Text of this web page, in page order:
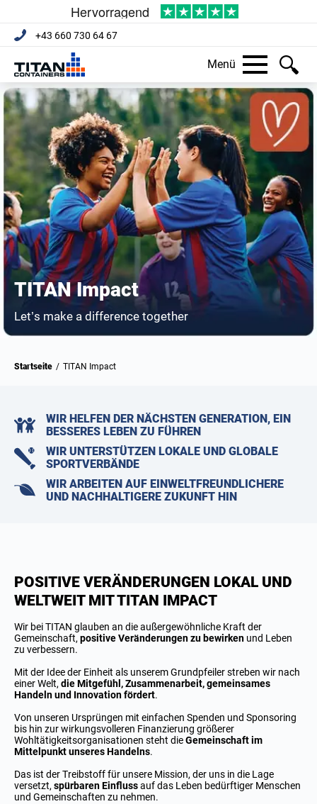
+43 660 730 64 67
Menü
TITAN Impact
Let’s make a difference together
Startseite / TITAN Impact
WIR HELFEN DER NÄCHSTEN GENERATION, EIN
BESSERES LEBEN ZU FÜHREN
WIR UNTERSTÜTZEN LOKALE UND GLOBALE
SPORTVERBÄNDE
WIR ARBEITEN AUF EINWELTFREUNDLICHERE
UND NACHHALTIGERE ZUKUNFT HIN
POSITIVE VERÄNDERUNGEN LOKAL UND
WELTWEIT MIT TITAN IMPACT
Wir bei TITAN glauben an die außergewöhnliche Kraft der
Gemeinschaft,positive Veränderungen zu bewirken und Leben
zu verbessern.
Mit der Idee der Einheit als unserem Grundpfeiler streben wir nach
einer Welt,die Mitgefühl, Zusammenarbeit, gemeinsames
Handeln und Innovation fördert.
Von unseren Ursprüngen mit einfachen Spenden und Sponsoring
bis hin zur wirkungsvolleren Finanzierung größerer
Wohltätigkeitsorganisationen steht dieGemeinschaft im
Mittelpunkt unseres Handelns.
Das ist der Treibstoff für unsere Mission, der uns in die Lage
versetzt,spürbaren Einflussauf das Leben bedürftiger Menschen
und Gemeinschaften zu nehmen.